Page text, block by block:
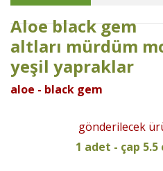
Aloe black gem
altları mürdüm
yeşil yapraklar
aloe - black gem
gönderilecek
1 adet - çap 5.5